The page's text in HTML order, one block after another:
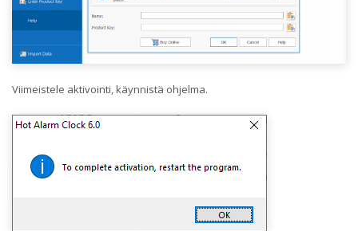
Viimeistele aktivointi, käynnistä ohjelma.